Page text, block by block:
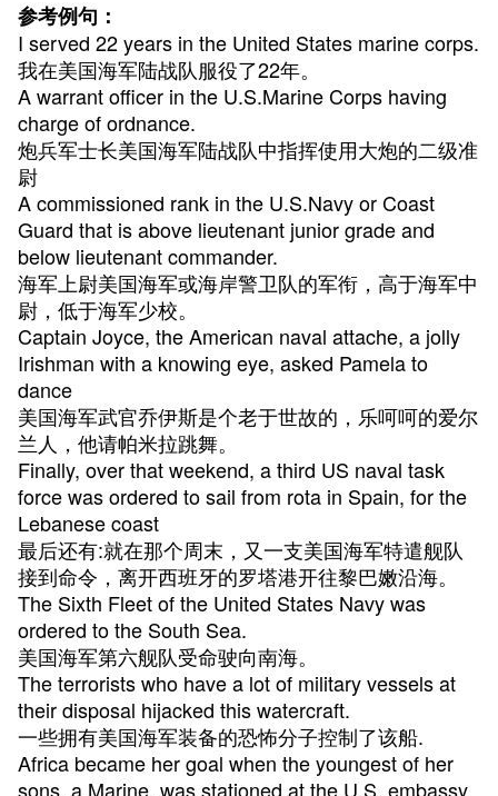
参考例句：
I served 22 years in the United States marine corps.
我在美国海军陆战队服役了22年。
A warrant officer in the U.S.Marine Corps having
charge of ordnance.
炮兵军士长美国海军陆战队中指挥使用大炮的二级准
尉
A commissioned rank in the U.S.Navy or Coast
Guard that is above lieutenant junior grade and
below lieutenant commander.
海军上尉美国海军或海岸警卫队的军衔，高于海军中
尉，低于海军少校。
Captain Joyce, the American naval attache, a jolly
Irishman with a knowing eye, asked Pamela to
dance
美国海军武官乔伊斯是个老于世故的，乐呵呵的爱尔
兰人，他请帕米拉跳舞。
Finally, over that weekend, a third US naval task
force was ordered to sail from rota in Spain, for the
Lebanese coast
最后还有:就在那个周末，又一支美国海军特遣舰队
接到命令，离开西班牙的罗塔港开往黎巴嫩沿海。
The Sixth Fleet of the United States Navy was
ordered to the South Sea.
美国海军第六舰队受命驶向南海。
The terrorists who have a lot of military vessels at
their disposal hijacked this watercraft.
一些拥有美国海军装备的恐怖分子控制了该船.
Africa became her goal when the youngest of her
sons, a Marine, was stationed at the U.S. embassy